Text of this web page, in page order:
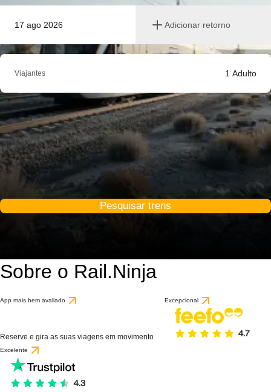
17 ago 2026 Adicionar retorno
Viajantes 1 Adulto
Pesquisar trens
Sobre o Rail.Ninja
App mais bem avaliado
Reserve e gira as suas viagens em movimento
Excepcional
Excelente